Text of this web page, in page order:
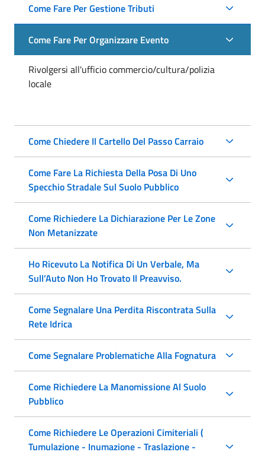
Come Fare Per Gestione Tributi
Come Fare Per Organizzare Evento
Rivolgersi all'ufficio commercio/cultura/polizia
locale
Come Chiedere Il Cartello Del Passo Carraio
Come Fare La Richiesta Della Posa Di Uno
Specchio Stradale Sul Suolo Pubblico
Come Richiedere La Dichiarazione Per Le Zone
Non Metanizzate
Ho Ricevuto La Notifica Di Un Verbale, Ma
Sull’Auto Non Ho Trovato Il Preavviso.
Come Segnalare Una Perdita Riscontrata Sulla
Rete Idrica
Come Segnalare Problematiche Alla Fognatura
Come Richiedere La Manomissione Al Suolo
Pubblico
Come Richiedere Le Operazioni Cimiteriali (
Tumulazione - Inumazione - Traslazione -